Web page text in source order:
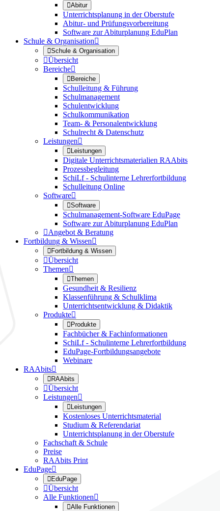
Abitur
Unterrichtsplanung in der Oberstufe
Abitur- und Prüfungsvorbereitung
Software zur Abiturplanung EduPlan
Schule & Organisation
Schule & Organisation
Übersicht
Bereiche
Bereiche
Schulleitung & Führung
Schulmanagement
Schulentwicklung
Schulkommunikation
Team- & Personalentwicklung
Schulrecht & Datenschutz
Leistungen
Leistungen
Digitale Unterrichtsmaterialien RAAbits
Prozessbegleitung
SchiLf - Schulinterne Lehrerfortbildung
Schulleitung Online
Software
Software
Schulmanagement-Software EduPage
Software zur Abiturplanung EduPlan
Angebot & Beratung
Fortbildung & Wissen
Fortbildung & Wissen
Übersicht
Themen
Themen
Gesundheit & Resilienz
Klassenführung & Schulklima
Unterrichtsentwicklung & Didaktik
Produkte
Produkte
Fachbücher & Fachinformationen
SchiLf - Schulinterne Lehrerfortbildung
EduPage-Fortbildungsangebote
Webinare
RAAbits
RAAbits
Übersicht
Leistungen
Leistungen
Kostenloses Unterrichtsmaterial
Studium & Referendariat
Unterrichtsplanung in der Oberstufe
Fachschaft & Schule
Preise
RAAbits Print
EduPage
EduPage
Übersicht
Alle Funktionen
Alle Funktionen